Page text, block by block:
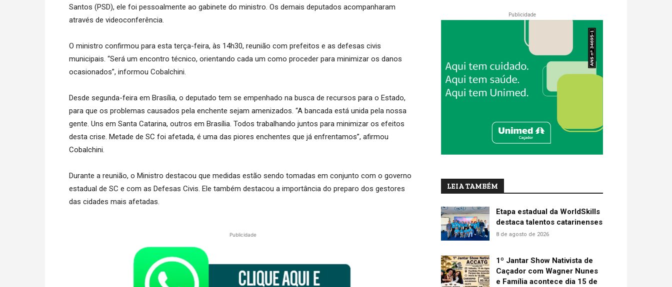
Santos (PSD), ele foi pessoalmente ao gabinete do ministro. Os demais deputados acompanharam
através de videoconferência.
O ministro confirmou para esta terça-feira, às 14h30, reunião com prefeitos e as defesas civis
municipais. “Será um encontro técnico, orientando cada um como proceder para minimizar os danos
ocasionados”, informou Cobalchini.
Desde segunda-feira em Brasília, o deputado tem se empenhado na busca de recursos para o Estado,
para que os problemas causados pela enchente sejam amenizados. “A bancada está unida pela nossa
gente. Uns em Santa Catarina, outros em Brasília. Todos trabalhando juntos para minimizar os efeitos
desta crise. Metade de SC foi afetada, é uma das piores enchentes que já enfrentamos”, afirmou
Cobalchini.
Durante a reunião, o Ministro destacou que medidas estão sendo tomadas em conjunto com o governo
estadual de SC e com as Defesas Civis. Ele também destacou a importância do preparo dos gestores
das cidades mais afetadas.
Publicidade
Publicidade
LEIA TAMBÉM
Etapa estadual da WorldSkills
destaca talentos catarinenses
8 de agosto de 2026
1º Jantar Show Nativista de
Caçador com Wagner Nunes
e Família acontece dia 15 de